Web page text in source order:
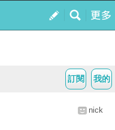
我的
訂閱
nick